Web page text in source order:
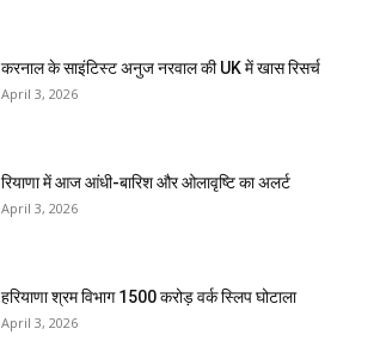
करनाल के साइंटिस्ट अनुज नरवाल की UK में खास रिसर्च
April 3, 2026
रियाणा में आज आंधी-बारिश और ओलावृष्टि का अलर्ट
April 3, 2026
हरियाणा श्रम विभाग 1500 करोड़ वर्क स्लिप घोटाला
April 3, 2026